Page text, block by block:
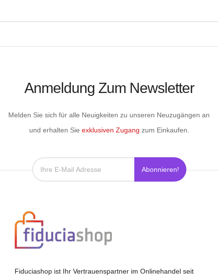
Anmeldung Zum Newsletter
Melden Sie sich für alle Neuigkeiten zu unseren Neuzugängen an
und erhalten Sie exklusiven Zugang zum Einkaufen.
Abonnieren!
Fiduciashop ist Ihr Vertrauenspartner im Onlinehandel seit